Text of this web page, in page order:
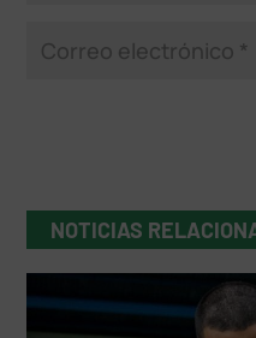
NOTICIAS